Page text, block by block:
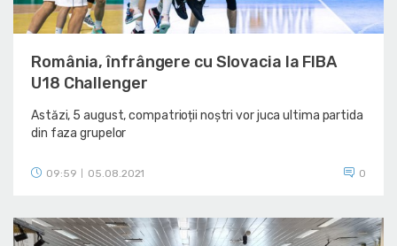
România, înfrângere cu Slovacia la FIBA
U18 Challenger
Astăzi, 5 august, compatrioții noștri vor juca ultima partida
din faza grupelor
09:59 05.08.2021 0